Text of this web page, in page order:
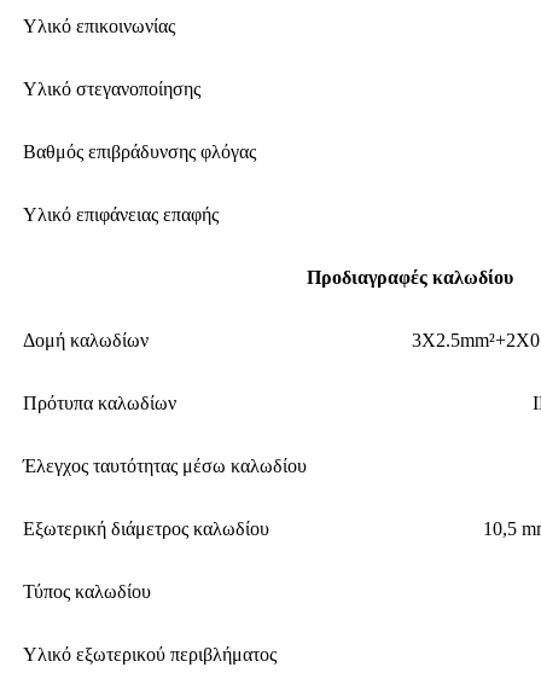
Υλικό επικοινωνίας
Υλικό στεγανοποίησης
Βαθμός επιβράδυνσης φλόγας
Υλικό επιφάνειας επαφής
Προδιαγραφές καλωδίου
Δομή καλωδίων
Πρότυπα καλωδίων
Έλεγχος ταυτότητας μέσω καλωδίου
Εξωτερική διάμετρος καλωδίου 10,5
Τύπος καλωδίου
Υλικό εξωτερικού περιβλήματος